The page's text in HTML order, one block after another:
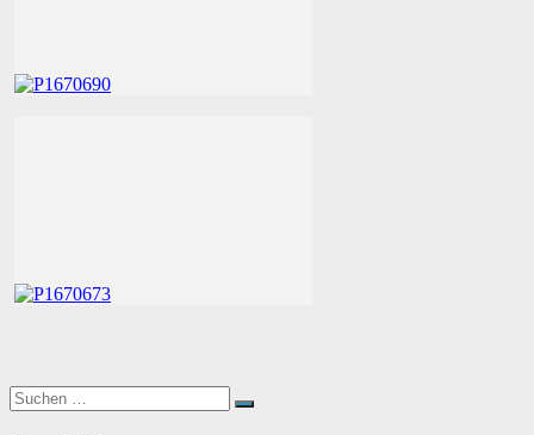
Suchen
nach:
Suchen